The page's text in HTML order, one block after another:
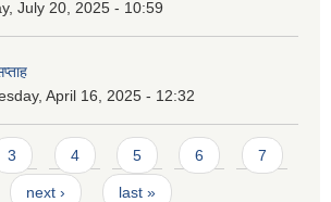
July 20, 2025 - 10:59
April 16, 2025 - 12:32
3 4 5 6 7
next › last »